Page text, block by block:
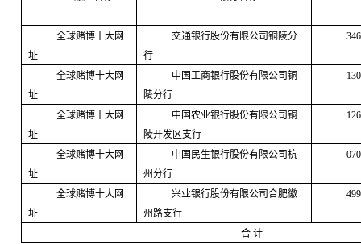
全球赌博十大网
址
交通银行股份有限公司铜陵分
行
全球赌博十大网
址
中国工商银行股份有限公司铜
陵分行
全球赌博十大网
址
中国农业银行股份有限公司铜
陵开发区支行
全球赌博十大网
址
中国民生银行股份有限公司杭
州分行
全球赌博十大网
址
兴业银行股份有限公司合肥徽
州路支行
合 计